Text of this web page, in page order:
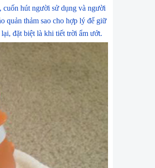
cuốn hút người sử dụng và người
quản thảm sao cho hợp lý để giữ
đặt biệt là khi tiết trời ẩm ướt.